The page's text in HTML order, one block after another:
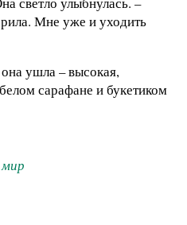
Мне уже и уходить
ушла – высокая,
сарафане и букетиком